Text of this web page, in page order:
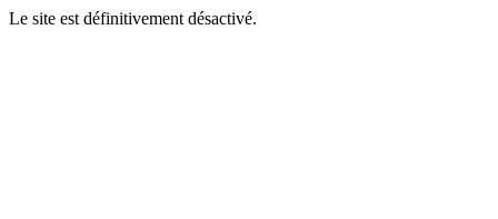
Le site est définitivement désactivé.